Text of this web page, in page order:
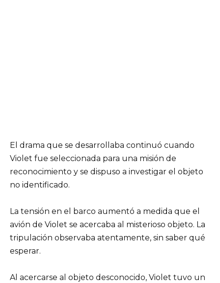
El drama que se desarrollaba continuó cuando
Violet fue seleccionada para una misión de
reconocimiento y se dispuso a investigar el objeto
no identificado.
La tensión en el barco aumentó a medida que el
avión de Violet se acercaba al misterioso objeto. La
tripulación observaba atentamente, sin saber qué
esperar.
Al acercarse al objeto desconocido, Violet tuvo un